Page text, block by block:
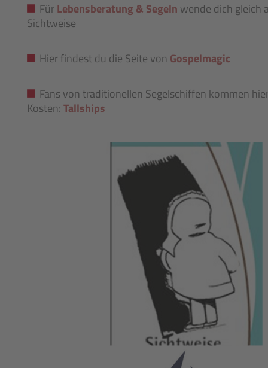
FürLebensberatung & Segeln wende dich gleich
Sichtweise
Hier findest du die Seite von Gospelmagic
Fans von traditionellen Segelschiffen kommen
Kosten:Tallships